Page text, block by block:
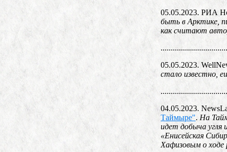
05.05.2023. РИА
быть в Арктике,
как считают
05.05.2023.
стало известно,
04.05.2023.
Таймыре". На
идет добыча угля
«Енисейская
Хафизовым о ходе